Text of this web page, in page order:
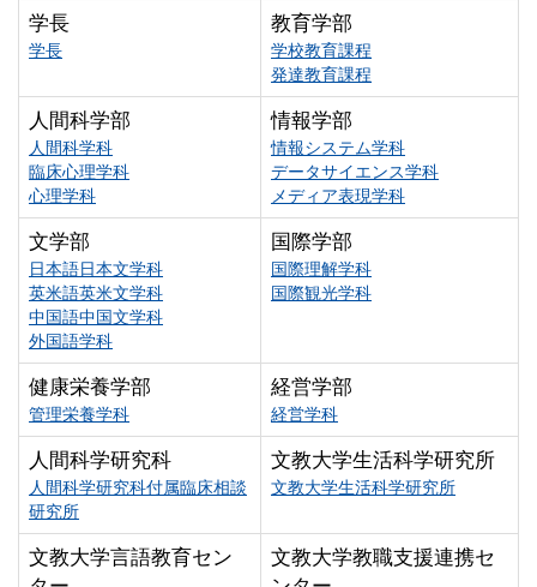
学長
学長
教育学部
学校教育課程
発達教育課程
人間科学部
人間科学科
臨床心理学科
心理学科
情報学部
情報システム学科
データサイエンス学科
メディア表現学科
文学部
日本語日本文学科
英米語英米文学科
中国語中国文学科
外国語学科
国際学部
国際理解学科
国際観光学科
健康栄養学部
管理栄養学科
経営学部
経営学科
人間科学研究科
人間科学研究科付属臨床相談
研究所
文教大学生活科学研究所
文教大学生活科学研究所
文教大学言語教育セン
文教大学教職支援連携セ